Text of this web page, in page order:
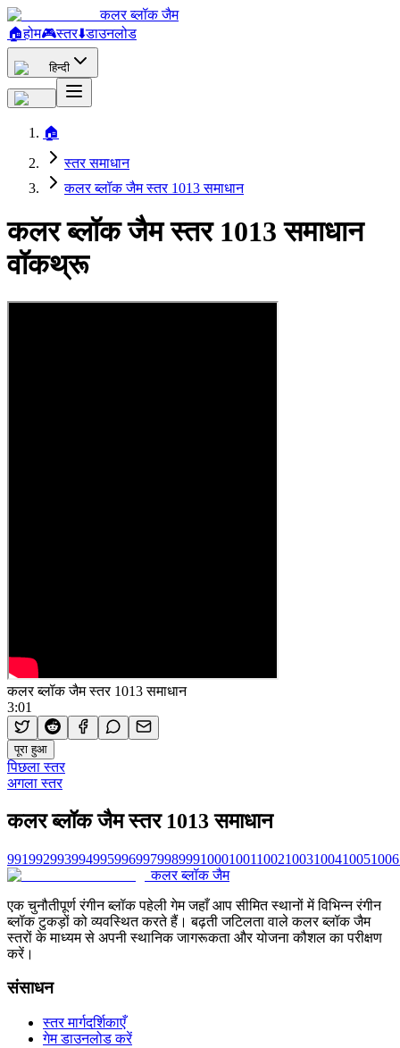
कलर ब्लॉक जैम
🏠होम🎮स्तर⬇️डाउनलोड
हिन्दी
🏠
स्तर समाधान
कलर ब्लॉक जैम स्तर 1013 समाधान
कलर ब्लॉक जैम स्तर 1013 समाधान
वॉकथ्रू
कलर ब्लॉक जैम स्तर 1013 समाधान
3:01
पूरा हुआ
पिछला स्तर
अगला स्तर
कलर ब्लॉक जैम स्तर 1013 समाधान
9919929939949959969979989991000100110021003100410051006
कलर ब्लॉक जैम
एक चुनौतीपूर्ण रंगीन ब्लॉक पहेली गेम जहाँ आप सीमित स्थानों में विभिन्न रंगीन
ब्लॉक टुकड़ों को व्यवस्थित करते हैं। बढ़ती जटिलता वाले कलर ब्लॉक जैम
स्तरों के माध्यम से अपनी स्थानिक जागरूकता और योजना कौशल का परीक्षण
करें।
संसाधन
स्तर मार्गदर्शिकाएँ
गेम डाउनलोड करें